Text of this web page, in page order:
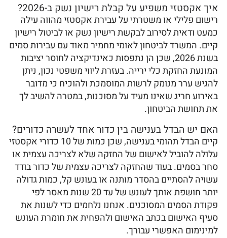
איך אקסטזי משפיע על קבלת רישיון נשק ב-2026?
רישום פלילי או משטרתי על עבירת אקסטזי מהווה עילה
כמעט ודאית לסירוב לבקשת רישיון נשק או לביטול רישיון
קיים. המשרד לביטחון לאומי מחמיר מאוד עם עבירות סמים
בשנת 2026, שכן הן נתפסות כאינדיקציה לחוסר יציבות
המונעת החזקת כלי ירייה. בעזרת ליווי משפטי נכון, ניתן
להגיש ערר מנומק לרשות המוסמכת ולהוכיח כי מדובר
באירוע חריג שאינו מעיד על מסוכנות, במטרה להשיב לך
את תחושת הביטחון.
האם יש הבדל בענישה בין כדור אחד לעשרה כדורים?
קיים הבדל תהומי בענישה, שכן כמות של 10 כדורי אקסטזי
עלולה להוביל לאישום של החזקה שלא לצריכה עצמית או
סחר בסמים. בעוד שהחזקה לצריכה עצמית של כדור בודד
עשויה להסתיים בהסדר מותנה או בעונש קל, כמות גדולה
יותר חושפת אותך לעונש של עד 20 שנות מאסר לפי
פקודת הסמים המסוכנים. אנחנו נלחמים כדי לשנות את
סעיף האישום בכתב האישום ולהפחית את חומרת העונש
למינימום האפשרי עבורך.